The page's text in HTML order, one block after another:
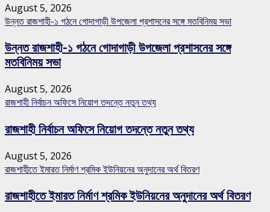
August 5, 2026
উন্নত রাজশাহী-১ গঠনে গোদাগাড়ী উপজেলা প্রশাসনের সঙ্গে মতবিনিময় সভা
উন্নত রাজশাহী-১ গঠনে গোদাগাড়ী উপজেলা প্রশাসনের সঙ্গে
মতবিনিময় সভা
August 5, 2026
রাজশাহী নির্বাচন অফিসে নিয়োগ তদন্তে নতুন তথ্য
রাজশাহী নির্বাচন অফিসে নিয়োগ তদন্তে নতুন তথ্য
August 5, 2026
রাজশাহীতে ইমারত নির্মাণ শ্রমিক ইউনিয়নের অনুদানের অর্থ বিতরণ
রাজশাহীতে ইমারত নির্মাণ শ্রমিক ইউনিয়নের অনুদানের অর্থ বিতরণ